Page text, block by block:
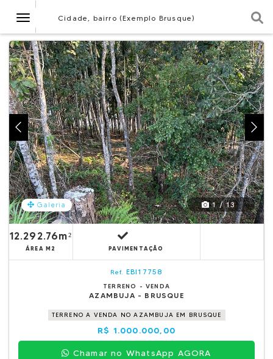
NavegaçãoCidade, bairro (Exemplo Brusque)
Galeria 1 / 13
12.292.76m²
ÁREA M2 PAVIMENTAÇÃO
Ref. EBI17758
TERRENO - VENDA
AZAMBUJA - BRUSQUE
TERRENO A VENDA NO AZAMBUJA EM BRUSQUE
R$ 1.000.000,00
Chamar no WhatsApp AGORA